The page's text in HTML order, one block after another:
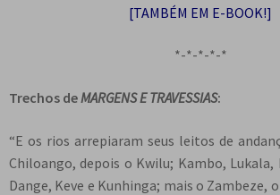
[TAMBÉM EM E-BOOK!]
*-*-*-*-*
Trechos de MARGENS E TRAVESSIAS:
“E os rios arrepiaram seus leitos de
Chiloango, depois o Kwilu; Kambo, Lukala,
Dange, Keve e Kunhinga; mais o Zambeze,